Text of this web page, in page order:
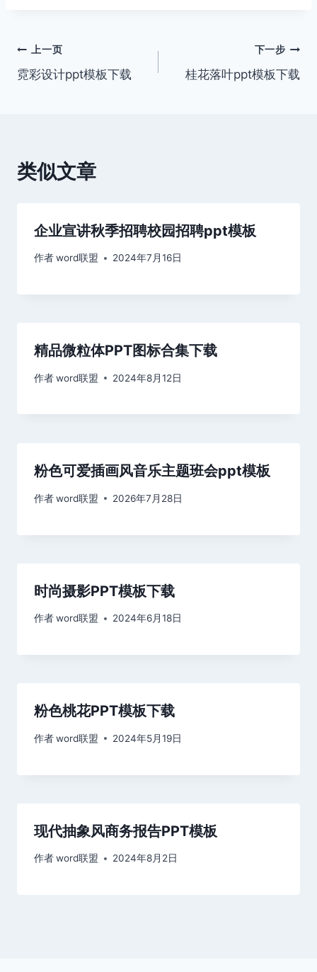
文
章
上一页
霓彩设计ppt模板下载
下一步
桂花落叶ppt模板下载
类似文章
企业宣讲秋季招聘校园招聘ppt模板
作者word联盟 2024年7月16日
精品微粒体PPT图标合集下载
作者word联盟 2024年8月12日
粉色可爱插画风音乐主题班会ppt模板
作者word联盟 2026年7月28日
时尚摄影PPT模板下载
作者word联盟 2024年6月18日
粉色桃花PPT模板下载
作者word联盟 2024年5月19日
现代抽象风商务报告PPT模板
作者word联盟 2024年8月2日